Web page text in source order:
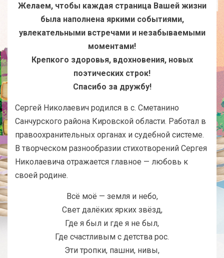
Желаем, чтобы каждая страница Вашей жизни
была наполнена яркими событиями,
увлекательными встречами и незабываемыми
моментами!
Крепкого здоровья, вдохновения, новых
поэтических строк!
Спасибо за дружбу!
Сергей Николаевич родился в с. Сметанино
Санчурского района Кировской области. Работал в
правоохранительных органах и судебной системе.
В творческом разнообразии стихотворений Сергея
Николаевича отражается главное — любовь к
своей родине.
Всё моё — земля и небо,
Свет далёких ярких звёзд,
Где я был и где я не был,
Где счастливым с детства рос.
Эти тропки, пашни, нивы,